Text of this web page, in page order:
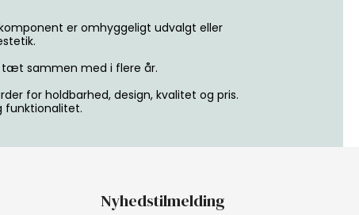
er omhyggeligt udvalgt eller
tæt sammen med i flere år.
for holdbarhed, design, kvalitet og pris.
funktionalitet.
Nyhedstilmelding